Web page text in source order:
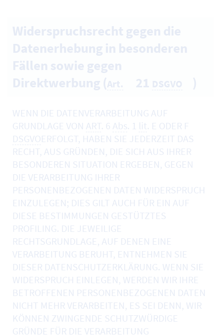
WENN DIE DATENVERARBEITUNG AUF
GRUNDLAGE VON ART. 6 Abs. 1 lit. E ODER F
DSGVOERFOLGT, HABEN SIE JEDERZEIT DAS
RECHT, AUS GRÜNDEN, DIE SICH AUS IHRER
BESONDEREN SITUATION ERGEBEN, GEGEN
DIE VERARBEITUNG IHRER
PERSONENBEZOGENEN DATEN WIDERSPRUCH
EINZULEGEN; DIES GILT AUCH FÜR EIN AUF
DIESE BESTIMMUNGEN GESTÜTZTES
PROFILING. DIE JEWEILIGE
RECHTSGRUNDLAGE, AUF DENEN EINE
VERARBEITUNG BERUHT, ENTNEHMEN SIE
DIESER DATENSCHUTZERKLÄRUNG. WENN SIE
WIDERSPRUCH EINLEGEN, WERDEN WIR IHRE
BETROFFENEN PERSONENBEZOGENEN DATEN
NICHT MEHR VERARBEITEN, ES SEI DENN, WIR
KÖNNEN ZWINGENDE SCHUTZWÜRDIGE
GRÜNDE FÜR DIE VERARBEITUNG